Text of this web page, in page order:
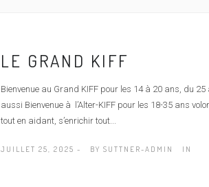
LE GRAND KIFF
Bienvenue au Grand KIFF pour les 14 à 20 ans, du 25
aussi Bienvenue à l’Alter-KIFF pour les 18-35 ans
tout en aidant, s’enrichir tout...
JUILLET 25, 2025 - BY SUTTNER-ADMIN IN